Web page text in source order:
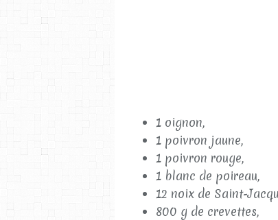
1 oignon,
1 poivron jaune,
1 poivron rouge,
1 blanc de poireau,
12 noix de Saint-
800 g de crevettes,